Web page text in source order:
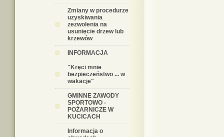
Zmiany w procedurze
uzyskiwania
zezwolenia na
usunięcie drzew lub
krzewów
INFORMACJA
"Kręci mnie
bezpieczeństwo ... w
wakacje"
GMINNE ZAWODY
SPORTOWO -
POŻARNICZE W
KUCICACH
Informacja o